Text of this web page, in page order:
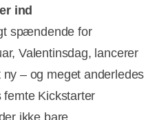
ind
spændende for
Valentinsdag, lancerer
– og meget anderledes
Kickstarter
ikke bare